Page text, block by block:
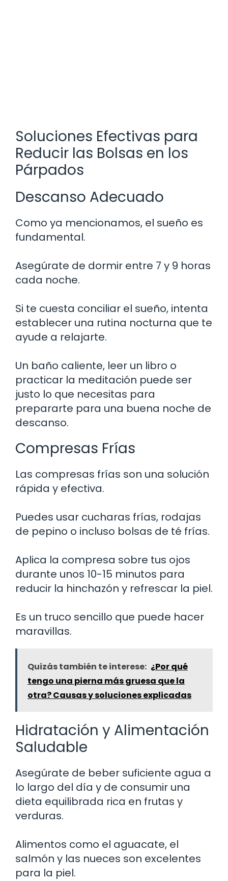
Soluciones Efectivas para
Reducir las Bolsas en los
Párpados
Descanso Adecuado
Como ya mencionamos, el sueño es
fundamental.
Asegúrate de dormir entre 7 y 9 horas
cada noche.
Si te cuesta conciliar el sueño, intenta
establecer una rutina nocturna que te
ayude a relajarte.
Un baño caliente, leer un libro o
practicar la meditación puede ser
justo lo que necesitas para
prepararte para una buena noche de
descanso.
Compresas Frías
Las compresas frías son una solución
rápida y efectiva.
Puedes usar cucharas frías, rodajas
de pepino o incluso bolsas de té frías.
Aplica la compresa sobre tus ojos
durante unos 10-15 minutos para
reducir la hinchazón y refrescar la piel.
Es un truco sencillo que puede hacer
maravillas.
Quizás también te interese: ¿Por qué
tengo una pierna más gruesa que la
otra? Causas y soluciones explicadas
Hidratación y Alimentación
Saludable
Asegúrate de beber suficiente agua a
lo largo del día y de consumir una
dieta equilibrada rica en frutas y
verduras.
Alimentos como el aguacate, el
salmón y las nueces son excelentes
para la piel.